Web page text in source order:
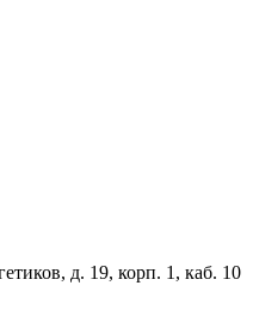
д. 19, корп. 1, каб. 10